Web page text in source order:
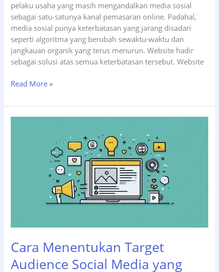
pelaku usaha yang masih mengandalkan media sosial
sebagai satu-satunya kanal pemasaran online. Padahal,
media sosial punya keterbatasan yang jarang disadari
seperti algoritma yang berubah sewaktu-waktu dan
jangkauan organik yang terus menurun. Website hadir
sebagai solusi atas semua keterbatasan tersebut. Website
5
Kenapa
UMKM
Read More »
Cara Menentukan Target
Audience Social Media yang